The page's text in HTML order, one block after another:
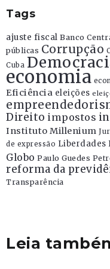
Tags
ajuste fiscal Banco
públicas Corrupção
Cuba
economia
Eficiência eleições
Direito impostos
Instituto Millenium
de expressão Liberdades
Globo Paulo Guedes
reforma da
Transparência
Leia